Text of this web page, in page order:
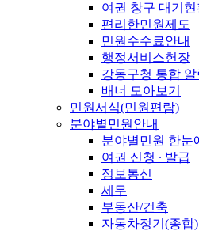
여권 창구 대기
편리한민원제도
민원수수료안내
행정서비스헌장
강동구청 통합 알
배너 모아보기
민원서식(민원편람)
분야별민원안내
분야별민원 한눈
여권 신청 ∙ 발급
정보통신
세무
부동산/건축
자동차정기(종합